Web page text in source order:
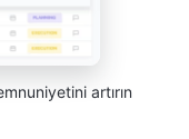
artırın